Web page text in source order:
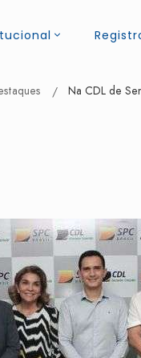
Na CDL de